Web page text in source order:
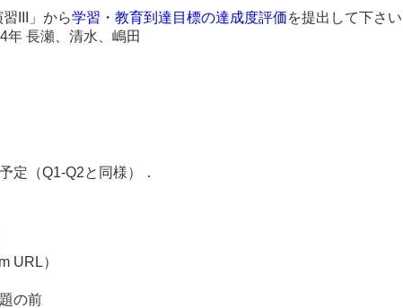
III」から学習・教育到達目標の達成度評価を提出して下さ
年 長瀬、清水、嶋田
定（Q1-Q2と同様）．
URL）
の前